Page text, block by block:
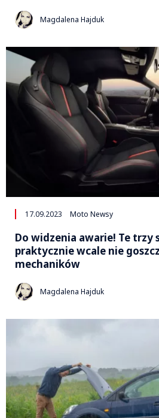
Magdalena Hajduk
17.09.2023 Moto Newsy
Do widzenia awarie! Te trzy
praktycznie wcale nie
mechaników
Magdalena Hajduk